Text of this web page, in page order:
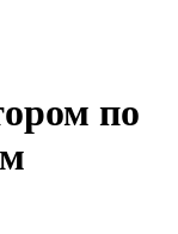
по